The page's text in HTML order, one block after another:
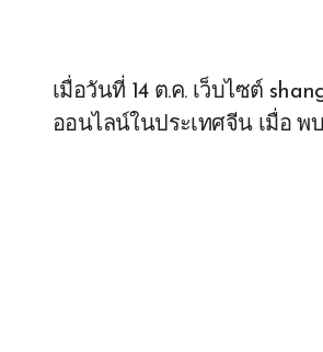
เมื่อวันที่ 14 ต.ค. เว็บไซต์
ออนไลน์ในประเทศจีน เมื่อ พ